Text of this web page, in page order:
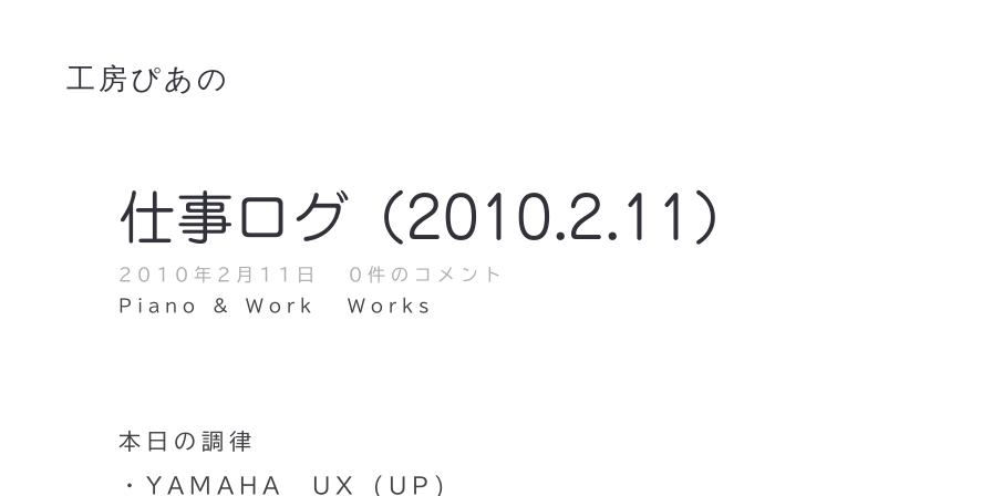
工房ぴあの
仕事ログ（2010.2.11）
2010年2月11日
0件のコメント
Piano & Work
Works
本日の調律
・YAMAHA UX (UP)